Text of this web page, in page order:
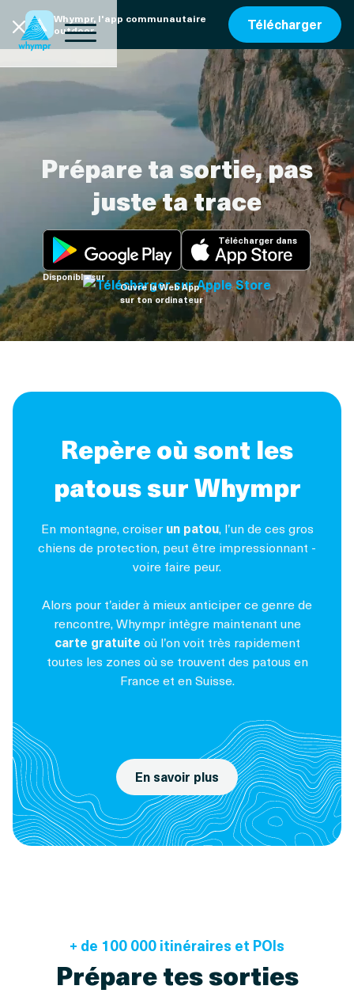
Whympr, l'app communautaire
outdoor
Télécharger
Prépare ta sortie, pas
juste ta trace
Disponible sur
Télécharger dans
Ouvre la Web App
sur ton ordinateur
Repère où sont les
patous sur Whympr
En montagne, croiser un patou, l’un de ces gros
chiens de protection, peut être impressionnant -
voire faire peur.
Alors pour t’aider à mieux anticiper ce genre de
rencontre, Whympr intègre maintenant une
carte gratuite où l’on voit très rapidement
toutes les zones où se trouvent des patous en
France et en Suisse.
En savoir plus
+ de 100 000 itinéraires et POIs
Prépare tes sorties